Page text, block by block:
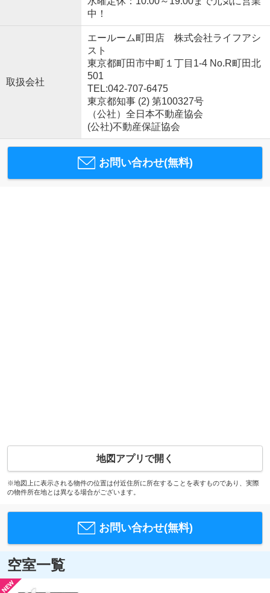
中！
取扱会社
エールーム町田店 株式会社ライフアシ
スト
東京都町田市中町１丁目1-4 No.R町田北
501
TEL:042-707-6475
東京都知事 (2) 第100327号
（公社）全日本不動産協会
(公社)不動産保証協会
お問い合わせ(無料)
地図アプリで開く
※地図上に表示される物件の位置は付近住所に所在することを表すものであり、実際
の物件所在地とは異なる場合がございます。
お問い合わせ(無料)
空室一覧